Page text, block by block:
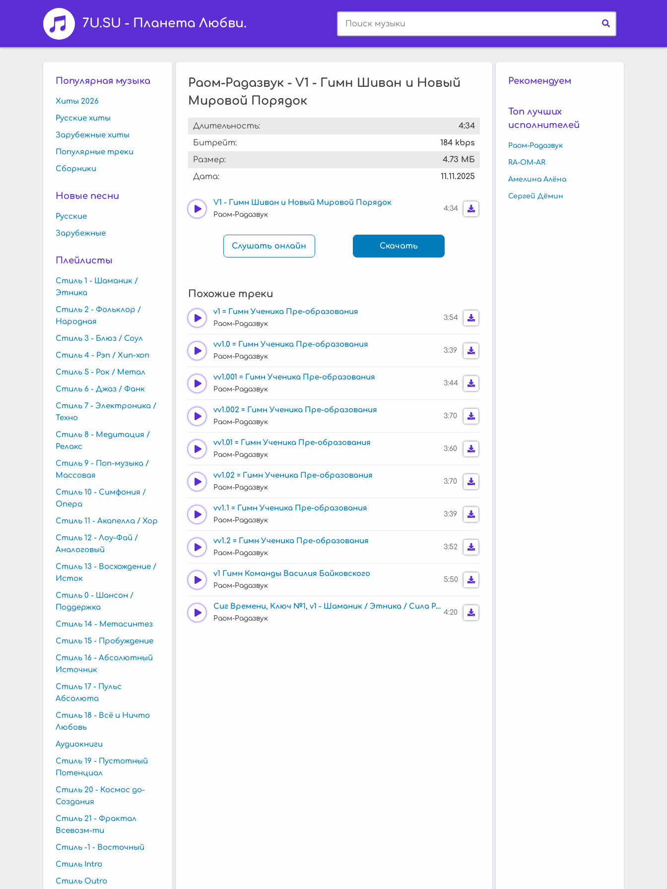
7U.SU - Планета Любви.
Популярная музыка
Хиты 2026
Русские хиты
Зарубежные хиты
Популярные треки
Сборники
Новые песни
Русские
Зарубежные
Плейлисты
Стиль 1 - Шаманик /
Этника
Стиль 2 - Фольклор /
Народная
Стиль 3 - Блюз / Соул
Стиль 4 - Рэп / Хип-хоп
Стиль 5 - Рок / Метал
Стиль 6 - Джаз / Фанк
Стиль 7 - Электроника /
Техно
Стиль 8 - Медитация /
Релакс
Стиль 9 - Поп-музыка /
Массовая
Стиль 10 - Симфония /
Опера
Стиль 11 - Акапелла / Хор
Стиль 12 - Лоу-Фай /
Аналоговый
Стиль 13 - Восхождение /
Исток
Стиль 0 - Шансон /
Поддержка
Стиль 14 - Метасинтез
Стиль 15 - Пробуждение
Стиль 16 - Абсолютный
Источник
Стиль 17 - Пульс
Абсолюта
Стиль 18 - Всё и Ничто
Любовь
Аудиокниги
Стиль 19 - Пустотный
Потенциал
Стиль 20 - Космос до-
Создания
Стиль 21 - Фрактал
Всевозм-ти
Стиль -1 - Восточный
Стиль Intro
Стиль Outro
Раом-Радазвук - V1 - Гимн Шиван и Новый
Мировой Порядок
Длительность:
4:34
Битрейт:
184 kbps
Размер:
4.73 МБ
Дата:
11.11.2025
V1 - Гимн Шиван и Новый Мировой Порядок
Раом-Радазвук
4:34
Слушать онлайн Скачать
Похожие треки
v1 = Гимн Ученика Пре-образования
Раом-Радазвук
3:54
vv1.0 = Гимн Ученика Пре-образования
Раом-Радазвук
3:39
vv1.001 = Гимн Ученика Пре-образования
Раом-Радазвук
3:44
vv1.002 = Гимн Ученика Пре-образования
Раом-Радазвук
3:70
vv1.01 = Гимн Ученика Пре-образования
Раом-Радазвук
3:60
vv1.02 = Гимн Ученика Пре-образования
Раом-Радазвук
3:70
vv1.1 = Гимн Ученика Пре-образования
Раом-Радазвук
3:39
vv1.2 = Гимн Ученика Пре-образования
Раом-Радазвук
3:52
v1 Гимн Команды Василия Байковского
Раом-Радазвук
5:50
Сиг Времени, Ключ №1, v1 - Шаманик / Этника / Сила Рода
Раом-Радазвук
4:20
Рекомендуем
Топ лучших
исполнителей
Раом-Радазвук
RA-OM-AR
Амелина Алёна
Сергей Дёмин